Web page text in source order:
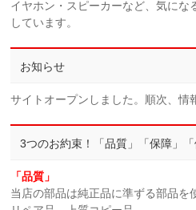
イヤホン・スピーカーなど、気にな
しています。
お知らせ
サイトオープンしました。順次、情
3つのお約束！「品質」「保障」「
「品質」
当店の部品は純正品に準ずる部品を